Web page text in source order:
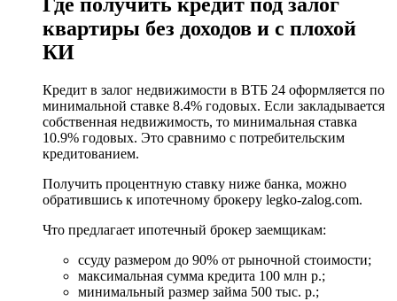
квартиры без доходов и с плохой
КИ
Кредит в залог недвижимости в ВТБ 24 оформляется по
минимальной ставке 8.4% годовых. Если закладывается
собственная недвижимость, то минимальная ставка
10.9% годовых. Это сравнимо с потребительским
кредитованием.
Получить процентную ставку ниже банка, можно
обратившись к ипотечному брокеру legko-zalog.com.
Что предлагает ипотечный брокер заемщикам:
ссуду размером до 90% от рыночной стоимости;
максимальная сумма кредита 100 млн р.;
минимальный размер займа 500 тыс. р.;